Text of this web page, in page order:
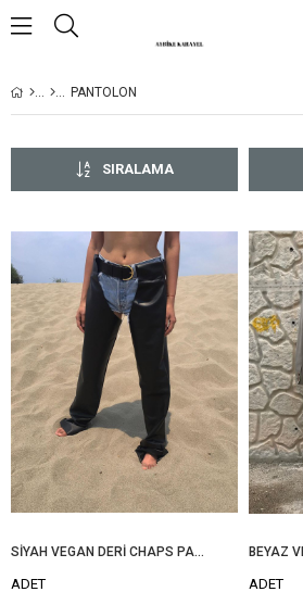
PANTOLON
SIRALAMA
SİYAH VEGAN DERİ CHAPS PANTOLON
ADET ADET